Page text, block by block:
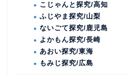
こじゃんと探究/高知
ふじやま探究/山梨
ないごて探究/鹿児島
よかもん探究/長崎
あおい探究/東海
もみじ探究/広島